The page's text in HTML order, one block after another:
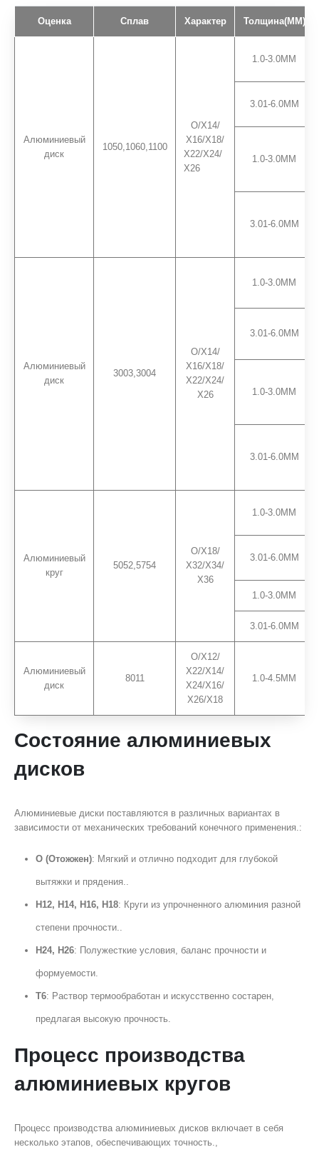
Оценка Сплав Характер Толщина(ММ)
Алюминиевый
диск
1050,1060,1100
О/Х14/
Х16/Х18/
Х22/Х24/
Х26
1.0-3.0ММ
3.01-6.0ММ
1.0-3.0ММ
3.01-6.0ММ
Алюминиевый
диск
3003,3004
О/Х14/
Х16/Х18/
Х22/Х24/
Х26
1.0-3.0ММ
3.01-6.0ММ
1.0-3.0ММ
3.01-6.0ММ
Алюминиевый
круг
5052,5754
О/Х18/
Х32/Х34/
Х36
1.0-3.0ММ
3.01-6.0ММ
1.0-3.0ММ
3.01-6.0ММ
Алюминиевый
диск
8011
О/Х12/
Х22/Х14/
Х24/Х16/
Х26/Х18
1.0-4.5ММ
Состояние алюминиевых
дисков
Алюминиевые диски поставляются в различных вариантах в
зависимости от механических требований конечного применения.:
О (Отожжен): Мягкий и отлично подходит для глубокой
вытяжки и прядения..
H12, H14, H16, H18: Круги из упрочненного алюминия разной
степени прочности..
H24, H26: Полужесткие условия, баланс прочности и
формуемости.
T6: Раствор термообработан и искусственно состарен,
предлагая высокую прочность.
Процесс производства
алюминиевых кругов
Процесс производства алюминиевых дисков включает в себя
несколько этапов, обеспечивающих точность.,